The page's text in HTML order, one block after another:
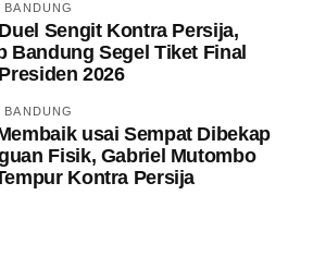
BANDUNG
Sengit Kontra Persija,
Bandung Segel Tiket Final
2026
BANDUNG
usai Sempat Dibekap
Fisik, Gabriel Mutombo
Kontra Persija